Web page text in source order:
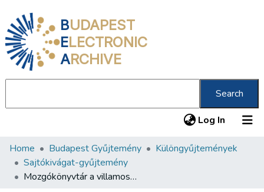
BUDAPEST
ELECTRONIC
ARCHIVE
Search
Log In (current)
Communities & Collections
All of DSpace
Home Budapest Gyűjtemény
Különgyűjtemények
Sajtókivágat-gyűjtemény
Mozgókönyvtár a villamoson és autóbuszon